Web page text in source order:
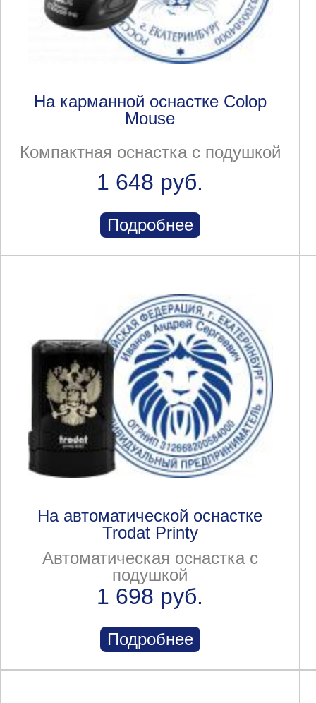
На карманной оснастке Colop
Mouse
Компактная оснастка с подушкой
1 648 руб.
Подробнее
На автоматической оснастке
Trodat Printy
Автоматическая оснастка с
подушкой
1 698 руб.
Подробнее